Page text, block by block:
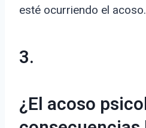
esté ocurriendo el acoso.
3.
¿El acoso